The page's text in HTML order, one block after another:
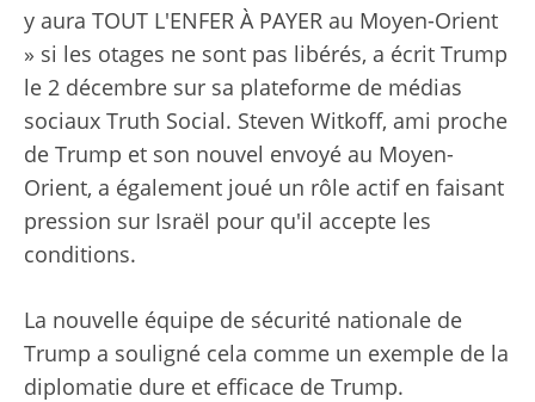
y aura TOUT L'ENFER À PAYER au Moyen-Orient
» si les otages ne sont pas libérés, a écrit Trump
le 2 décembre sur sa plateforme de médias
sociaux Truth Social. Steven Witkoff, ami proche
de Trump et son nouvel envoyé au Moyen-
Orient, a également joué un rôle actif en faisant
pression sur Israël pour qu'il accepte les
conditions.
La nouvelle équipe de sécurité nationale de
Trump a souligné cela comme un exemple de la
diplomatie dure et efficace de Trump.